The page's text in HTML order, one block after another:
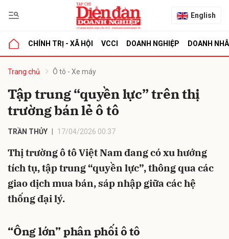
English
CHÍNH TRỊ - XÃ HỘI VCCI DOANH NGHIỆP DOANH
Trang chủ Ô tô - Xe máy
Tập trung “quyền lực” trên thị
trường bán lẻ ô tô
TRẦN THỦY 17/04/2026 00:37
Thị trường ô tô Việt Nam đang có xu hướng
tích tụ, tập trung “quyền lực”, thông qua các
giao dịch mua bán, sáp nhập giữa các hệ
thống đại lý.
“Ông lớn” phân phối ô tô
luận
Hủy